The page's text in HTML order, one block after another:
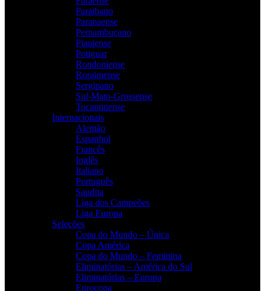
Paraibano
Paranaense
Pernambucano
Piauiense
Potiguar
Rondoniense
Roraimense
Sergipano
Sul-Mato-Grossense
Tocantinense
Internacionais
Alemão
Espanhol
Francês
Inglês
Italiano
Português
Saudita
Liga dos Campeões
Liga Europa
Seleções
Copa do Mundo – Única
Copa América
Copa do Mundo – Feminina
Eliminatórias – América do Sul
Eliminatórias – Europa
Eurocopa